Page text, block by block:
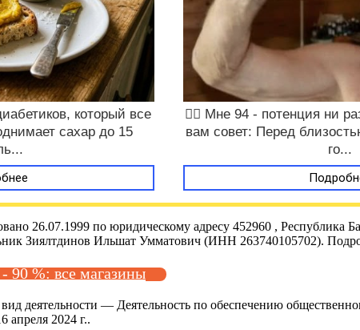
который все
сахар до 15
❤️‍🔥 Мне 94 - потенция ни
вам совет: Перед
го...
26.07.1999 по юридическому адресу 452960 , Республика
Зиялтдинов Ильшат Умматович (ИНН 263740105702).
90 %: все магазины
деятельности — Деятельность по обеспечению
апреля 2024 г..